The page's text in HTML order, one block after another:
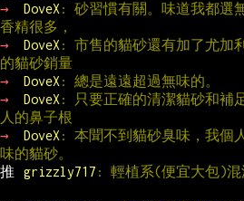
→
DoveX : 砂習慣有關。味道我都選
香精很多，
→
DoveX : 市售的貓砂還有加了尤加
的貓砂銷量
→
DoveX : 總是遠遠超過無味的。
→
DoveX : 只要正確的清潔貓砂和補
人的鼻子根
→
DoveX : 本聞不到貓砂臭味，我個
味的貓砂。
推
grizzly717 : 輕植系(便宜大包)